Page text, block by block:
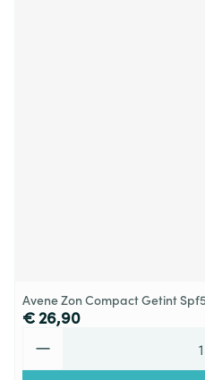
Avene Zon Compact Getint
€ 26,90